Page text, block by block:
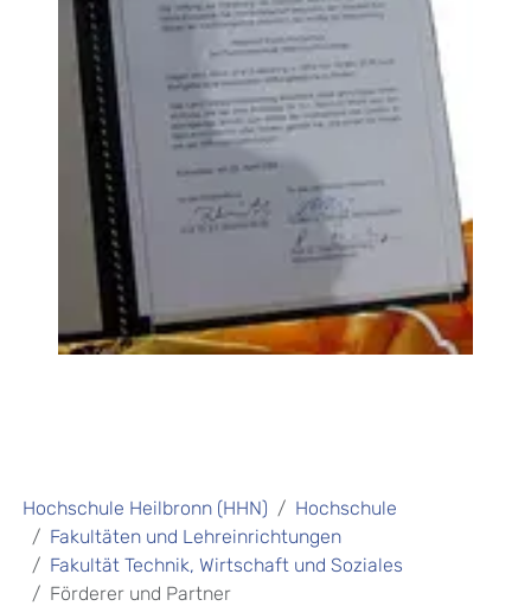
Hochschule Heilbronn (HHN)
Hochschule
Fakultäten und Lehreinrichtungen
Fakultät Technik, Wirtschaft und Soziales
Förderer und Partner